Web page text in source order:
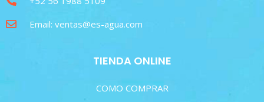
Email: ventas@es-agua.com
TIENDA ONLINE
COMO COMPRAR